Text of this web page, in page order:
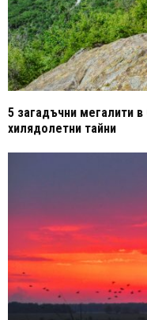
5 загадъчни мегалити
хилядолетни тайни